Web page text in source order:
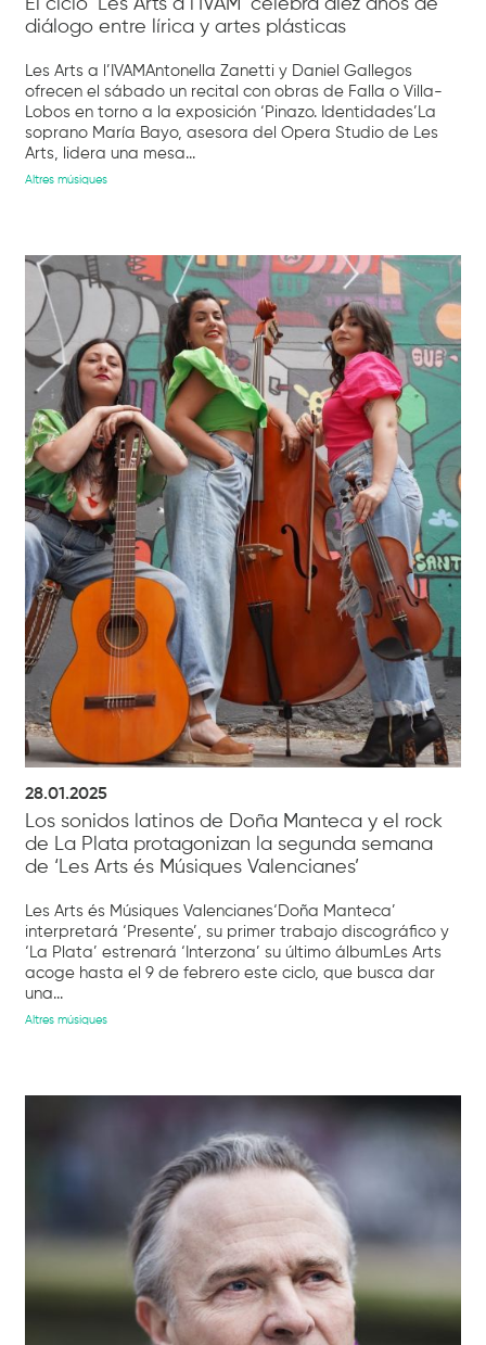
El ciclo ‘Les Arts a l’IVAM’ celebra diez años de
diálogo entre lírica y artes plásticas
Les Arts a l’IVAMAntonella Zanetti y Daniel Gallegos
ofrecen el sábado un recital con obras de Falla o Villa-
Lobos en torno a la exposición ‘Pinazo. Identidades’La
soprano María Bayo, asesora del Opera Studio de Les
Arts, lidera una mesa...
Altres músiques
28.01.2025
Los sonidos latinos de Doña Manteca y el rock
de La Plata protagonizan la segunda semana
de ‘Les Arts és Músiques Valencianes’
Les Arts és Músiques Valencianes‘Doña Manteca’
interpretará ‘Presente’, su primer trabajo discográfico y
‘La Plata’ estrenará ‘Interzona’ su último álbumLes Arts
acoge hasta el 9 de febrero este ciclo, que busca dar
una...
Altres músiques